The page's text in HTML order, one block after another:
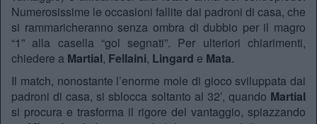
Numerosissime le occasioni fallite dai padroni di casa, che
si rammaricheranno senza ombra di dubbio per il magro
“1” alla casella “gol segnati”. Per ulteriori chiarimenti,
chiedere a Martial, Fellaini, Lingard e Mata.
Il match, nonostante l’enorme mole di gioco sviluppata dai
padroni di casa, si sblocca soltanto al 32′, quando Martial
si procura e trasforma il rigore del vantaggio, spiazzando